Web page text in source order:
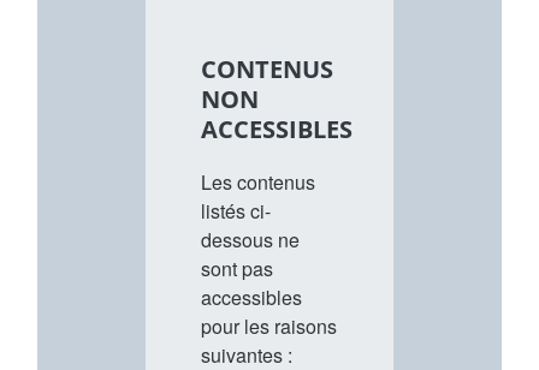
CONTENUS
NON
ACCESSIBLES
Les contenus
listés ci-
dessous ne
sont pas
accessibles
pour les raisons
suivantes :